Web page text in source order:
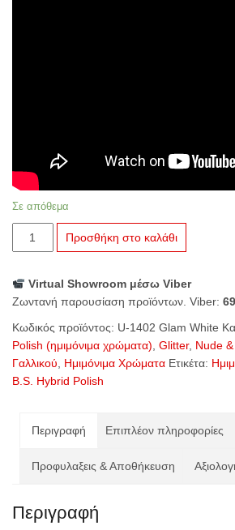
Σε απόθεμα
1402
White
ποσότητα
Προσθήκη στο καλάθι
Virtual Showroom μέσω Viber
Ζωντανή παρουσίαση προϊόντων. Viber:
Κωδικός προϊόντος: U-1402 Glam White
Polish (ημιμόνιμα χρώματα) Glitter, Nude
Γαλλικού
Ημιμόνιμα Χρώματα Ετικέτα:
B.S. Hybrid Polish
Περιγραφή Επιπλέον πληροφορίες
Προφυλαξεις & Αποθήκευση
Περιγραφή